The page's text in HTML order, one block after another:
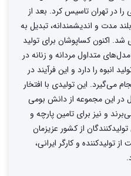
سال 1390 کارگاهی را در تهران تاسیس کرد. بعد از
مدت و اندیشمندانه، تبدیل به
اکنون کساپوشان برای تولید
متداول مردانه و زنانه در
انبوه را دارد و این فرآیند در
می‌گیرد. این تولیدی با افتخار
در این مجموعه از دانش بومی
و نیز برای تامین پارچه و
از کشور عزیزمان
تولیدکننده و کارگر ایرانی،